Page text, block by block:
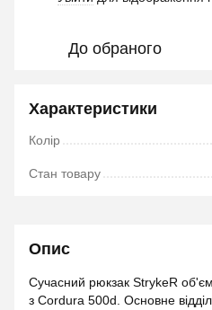
До обраного
Характеристики
Колір
Стан товару
Опис
Сучасний рюкзак StrykeR
з Cordura 500d. Основне